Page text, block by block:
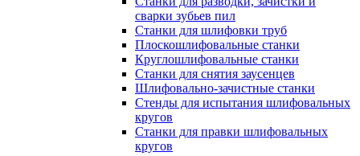
сварки зубьев пил
Станки для шлифовки труб
Плоскошлифовальные станки
Круглошлифовальные станки
Станки для снятия заусенцев
Шлифовально-зачистные станки
Стенды для испытания шлифовальных
кругов
Станки для правки шлифовальных
кругов